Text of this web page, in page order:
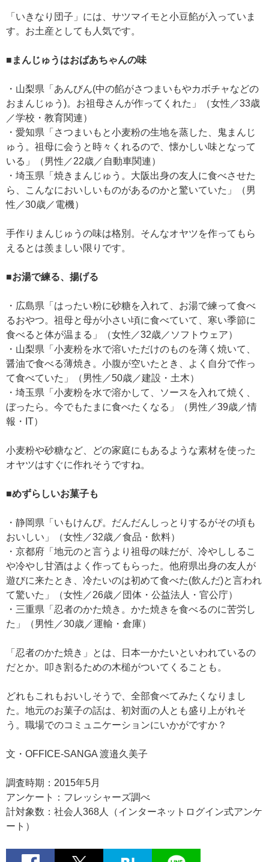
「いきなり団子」には、サツマイモと小豆餡が入っていま
す。お土産としても人気です。
■まんじゅうはおばあちゃんの味
・山梨県「あんびん(中の餡がさつまいもやカボチャなどの
おまんじゅう)。お祖母さんが作ってくれた」（女性／33歳
／学校・教育関連）
・愛知県「さつまいもと小麦粉の生地を蒸した、鬼まんじ
ゅう。祖母に会うと時々くれるので、懐かしい味となって
いる」（男性／22歳／自動車関連）
・埼玉県「焼きまんじゅう。大阪出身の友人に食べさせた
ら、こんなにおいしいものがあるのかと驚いていた」（男
性／30歳／電機）
手作りまんじゅうの味は格別。そんなオヤツを作ってもら
えるとは羨ましい限りです。
■お湯で練る、揚げる
・広島県「はったい粉に砂糖を入れて、お湯で練って食べ
るおやつ。祖母と母が小さい頃に食べていて、寒い季節に
食べると体が温まる」（女性／32歳／ソフトウェア）
・山梨県「小麦粉を水で溶いただけのものを薄く焼いて、
醤油で食べる薄焼き。小腹が空いたとき、よく自分で作っ
て食べていた」（男性／50歳／建設・土木）
・埼玉県「小麦粉を水で溶かして、ソースを入れて焼く、
ぼったら。今でもたまに食べたくなる」（男性／39歳／情
報・IT）
小麦粉や砂糖など、どの家庭にもあるような素材を使った
オヤツはすぐに作れそうですね。
■めずらしいお菓子も
・静岡県「いもけんぴ。だんだんしっとりするがその頃も
おいしい」（女性／32歳／食品・飲料）
・京都府「地元のと言うより祖母の味だが、冷やししるこ
や冷やし甘酒はよく作ってもらった。他府県出身の友人が
遊びに来たとき、冷たいのは初めて食べた(飲んだ)と言われ
て驚いた」（女性／26歳／団体・公益法人・官公庁）
・三重県「忍者のかた焼き。かた焼きを食べるのに苦労し
た」（男性／30歳／運輸・倉庫）
「忍者のかた焼き」とは、日本一かたいといわれているの
だとか。叩き割るための木槌がついてくることも。
どれもこれもおいしそうで、全部食べてみたくなりまし
た。地元のお菓子の話は、初対面の人とも盛り上がれそ
う。職場でのコミュニケーションにいかがですか？
文・OFFICE-SANGA 渡邉久美子
調査時期：2015年5月
アンケート：フレッシャーズ調べ
計対象数：社会人368人（インターネットログイン式アンケ
ート）